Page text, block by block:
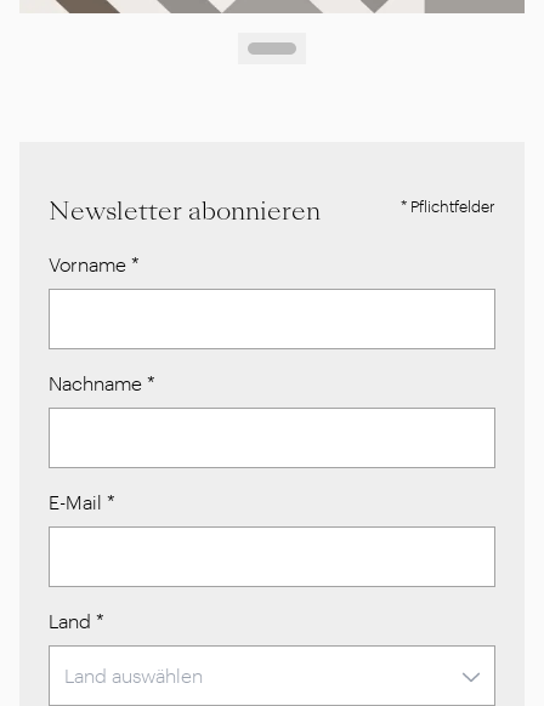
Newsletter abonnieren * Pflichtfelder
Vorname *
Nachname *
E-Mail *
Land *